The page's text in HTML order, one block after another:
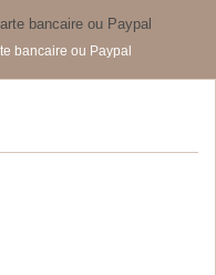
bancaire ou Paypal